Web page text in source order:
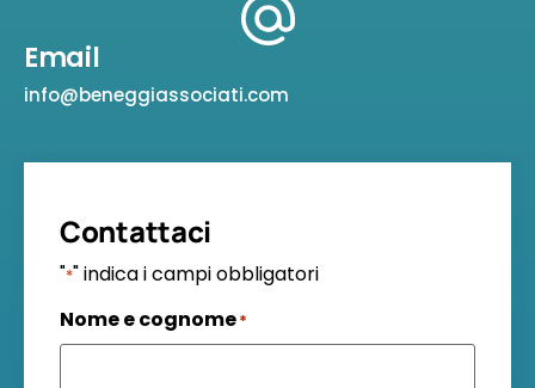
Email
info@beneggiassociati.com
Contattaci
"*" indica i campi obbligatori
Nome e cognome*